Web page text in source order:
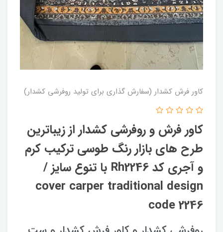
کاور فرش کشدار (سفارش گذاری برای تولید روفرشی کشدار)
کاور فرش و روفرشی کشدار از زیباترین
طرح های بازار رنگ طوسی ترکیب کرم
و آجری کد Rh2246 با تنوع سایز /
cover carper traditional design
code 2246